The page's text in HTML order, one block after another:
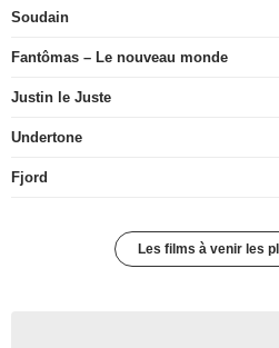
Soudain
Fantômas – Le nouveau monde
Justin le Juste
Undertone
Fjord
Les films à venir les